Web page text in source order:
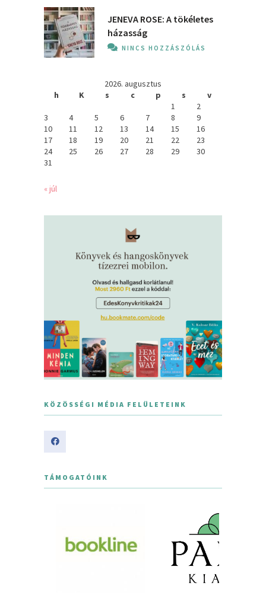
JENEVA ROSE: A ​tökéletes
házasság
NINCS HOZZÁSZÓLÁS
2026. augusztus
h
K s c p s
v
1
2
3
4 5 6 7 8
9
10
11 12 13 14 15
16
17
18 19 20 21 22
23
24
25 26 27 28 29
30
31
« júl
KÖZÖSSÉGI MÉDIA FELÜLETEINK
TÁMOGATÓINK